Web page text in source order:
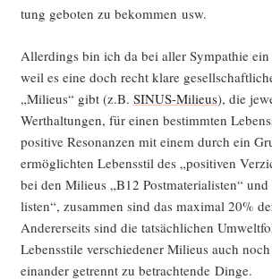
tung gebo­ten zu bekom­men usw.
Aller­dings bin ich da bei aller Sym­pa­thie
weil es eine doch recht kla­re
„Milieus“ gibt (z.B. SINUS-Milieus), die
Wert­hal­tun­gen, für einen bestimm­ten
posi­ti­ve Reso­nan­zen mit einem durch ein
ermög­lich­ten Lebens­stil des „posi­ti­ven
bei den Milieus „B12 Post­ma­te­ria­lis­ten“
lis­ten“, zusam­men sind das maxi­mal 20%
Ande­rer­seits sind die tat­säch­li­chen
Lebens­sti­le ver­schie­de­ner Milieus auch
ein­an­der getrennt zu betrach­ten­de Dinge.